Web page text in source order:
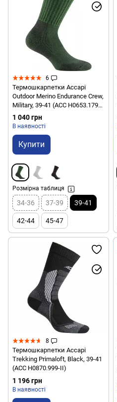
6
Термошкарпетки Accapi
Outdoor Merino Endurance Crew,
Military, 39-41 (ACC H0653.1799-
II)
1 040 грн
В наявності
Купити
Розмірна таблиця
34-36 37-39 39-41
42-44 45-47
8
Термошкарпетки Accapi
Trekking Primaloft, Black, 39-41
(ACC H0870.999-II)
1 196 грн
В наявності